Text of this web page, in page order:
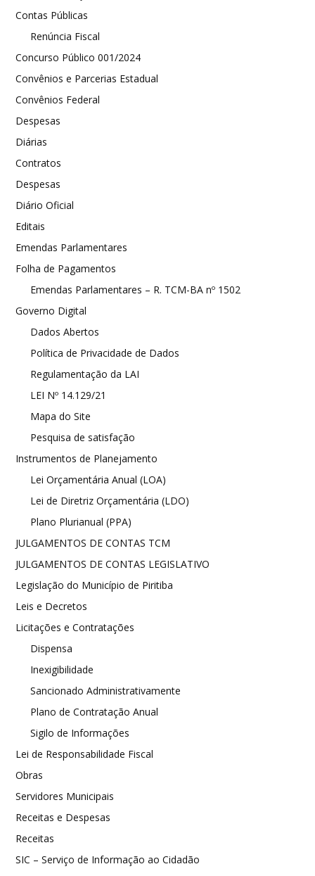
Contas Públicas
Renúncia Fiscal
Concurso Público 001/2024
Convênios e Parcerias Estadual
Convênios Federal
Despesas
Diárias
Contratos
Despesas
Diário Oficial
Editais
Emendas Parlamentares
Folha de Pagamentos
Emendas Parlamentares – R. TCM-BA nº 1502
Governo Digital
Dados Abertos
Política de Privacidade de Dados
Regulamentação da LAI
LEI Nº 14.129/21
Mapa do Site
Pesquisa de satisfação
Instrumentos de Planejamento
Lei Orçamentária Anual (LOA)
Lei de Diretriz Orçamentária (LDO)
Plano Plurianual (PPA)
JULGAMENTOS DE CONTAS TCM
JULGAMENTOS DE CONTAS LEGISLATIVO
Legislação do Município de Piritiba
Leis e Decretos
Licitações e Contratações
Dispensa
Inexigibilidade
Sancionado Administrativamente
Plano de Contratação Anual
Sigilo de Informações
Lei de Responsabilidade Fiscal
Obras
Servidores Municipais
Receitas e Despesas
Receitas
SIC – Serviço de Informação ao Cidadão